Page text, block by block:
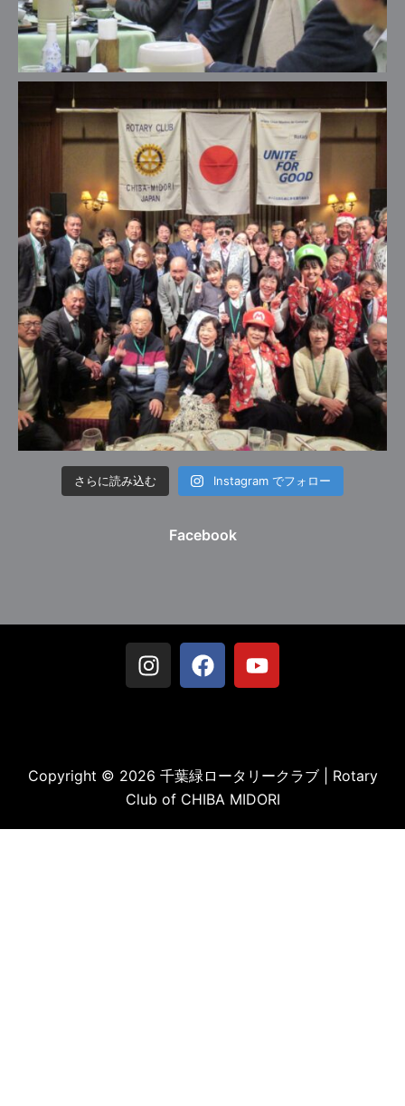
さらに読み込む Instagram でフォロー
Facebook
Copyright © 2026 千葉緑ロータリークラブ | Rotary
Club of CHIBA MIDORI